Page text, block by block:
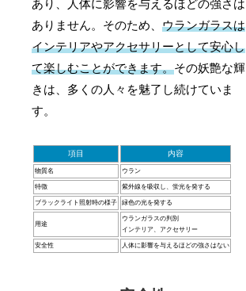
あり、人体に影響を与えるほどの強さは
ありません。そのため、ウランガラスは
インテリアやアクセサリーとして安心し
て楽しむことができます。その妖艶な輝
きは、多くの人々を魅了し続けていま
す。
項目 内容
物質名 ウラン
特徴 紫外線を吸収し、蛍光を発する
ブラックライト照射時の様子 緑色の光を発する
用途
ウランガラスの判別
インテリア、アクセサリー
安全性 人体に影響を与えるほどの強さはない